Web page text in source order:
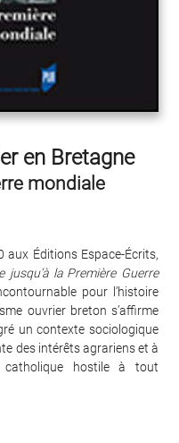
en Bretagne
mondiale
Éditions Espace-Écrits,
jusqu’à la Première Guerre
pour l’histoire
ouvrier breton s’affirme
un contexte sociologique
des intérêts agrariens et à
catholique hostile à tout